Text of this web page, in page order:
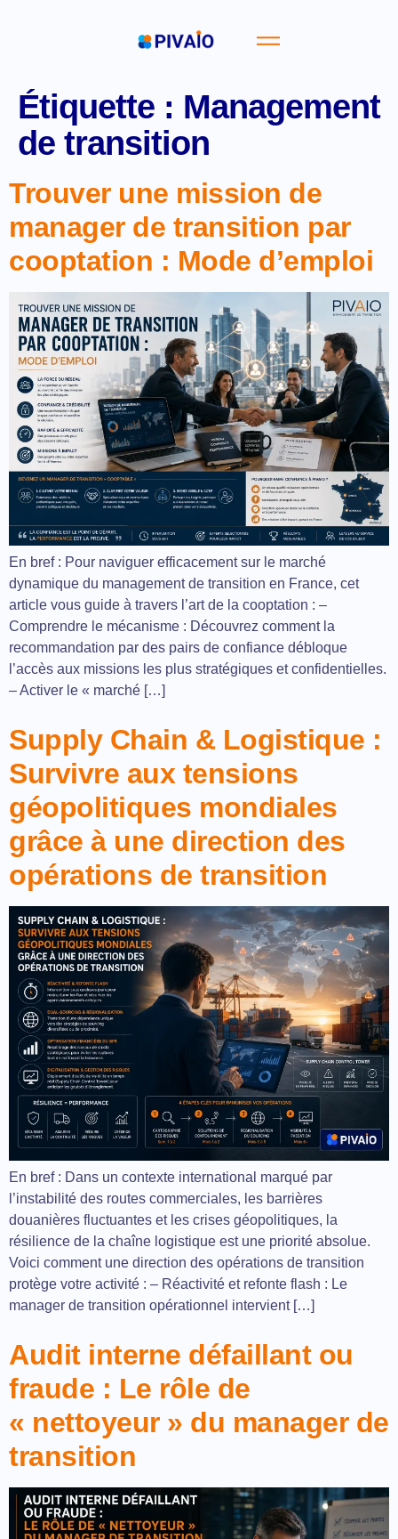
Étiquette : Management
de transition
Trouver une mission de
manager de transition par
cooptation : Mode d’emploi
En bref : Pour naviguer efficacement sur le marché
dynamique du management de transition en France, cet
article vous guide à travers l’art de la cooptation : –
Comprendre le mécanisme : Découvrez comment la
recommandation par des pairs de confiance débloque
l’accès aux missions les plus stratégiques et confidentielles.
– Activer le « marché […]
Supply Chain & Logistique :
Survivre aux tensions
géopolitiques mondiales
grâce à une direction des
opérations de transition
En bref : Dans un contexte international marqué par
l’instabilité des routes commerciales, les barrières
douanières fluctuantes et les crises géopolitiques, la
résilience de la chaîne logistique est une priorité absolue.
Voici comment une direction des opérations de transition
protège votre activité : – Réactivité et refonte flash : Le
manager de transition opérationnel intervient […]
Audit interne défaillant ou
fraude : Le rôle de
« nettoyeur » du manager de
transition